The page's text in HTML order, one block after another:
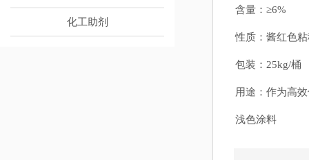
化工助剂
含量：≥6%
性质：酱红色
包装：25kg/桶
用途：作为高
浅色涂料